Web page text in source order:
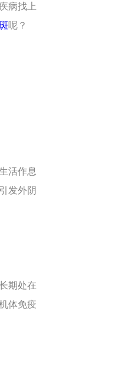
病找上
呢？
活作息
发外阴
期处在
体免疫